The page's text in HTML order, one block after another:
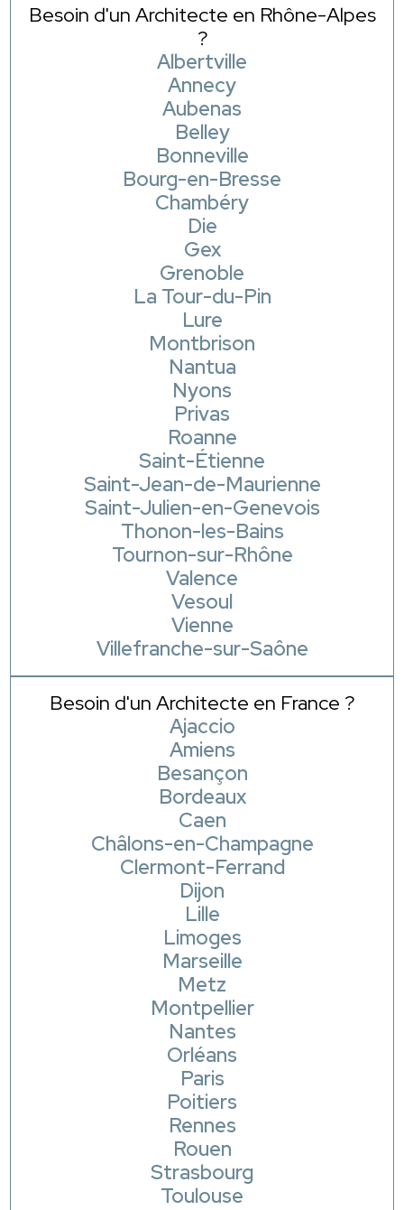
Besoin d'un Architecte en Rhône-Alpes
?
Albertville
Annecy
Aubenas
Belley
Bonneville
Bourg-en-Bresse
Chambéry
Die
Gex
Grenoble
La Tour-du-Pin
Lure
Montbrison
Nantua
Nyons
Privas
Roanne
Saint-Étienne
Saint-Jean-de-Maurienne
Saint-Julien-en-Genevois
Thonon-les-Bains
Tournon-sur-Rhône
Valence
Vesoul
Vienne
Villefranche-sur-Saône
Besoin d'un Architecte en France ?
Ajaccio
Amiens
Besançon
Bordeaux
Caen
Châlons-en-Champagne
Clermont-Ferrand
Dijon
Lille
Limoges
Marseille
Metz
Montpellier
Nantes
Orléans
Paris
Poitiers
Rennes
Rouen
Strasbourg
Toulouse